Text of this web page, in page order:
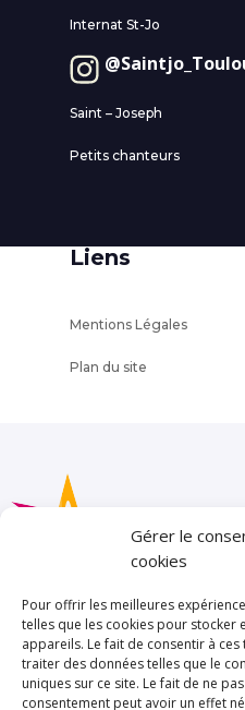
Gérer le
cookies
Pour offrir les meilleures
telles que les cookies pour stocker
appareils. Le fait de consentir à
traiter des données telles que le
uniques sur ce site. Le fait de ne
consentement peut avoir un effet
SAINT JOSEPH – LA
85 rue de Limayrac. BP 25202
Internat St-Jo
Saint – Joseph
Petits chanteurs
Liens
Mentions Légales
Plan du site